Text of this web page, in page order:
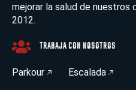
mejorar la salud de nuestros
2012.
TRABAJA CON NOSOTROS
Parkour Escalada